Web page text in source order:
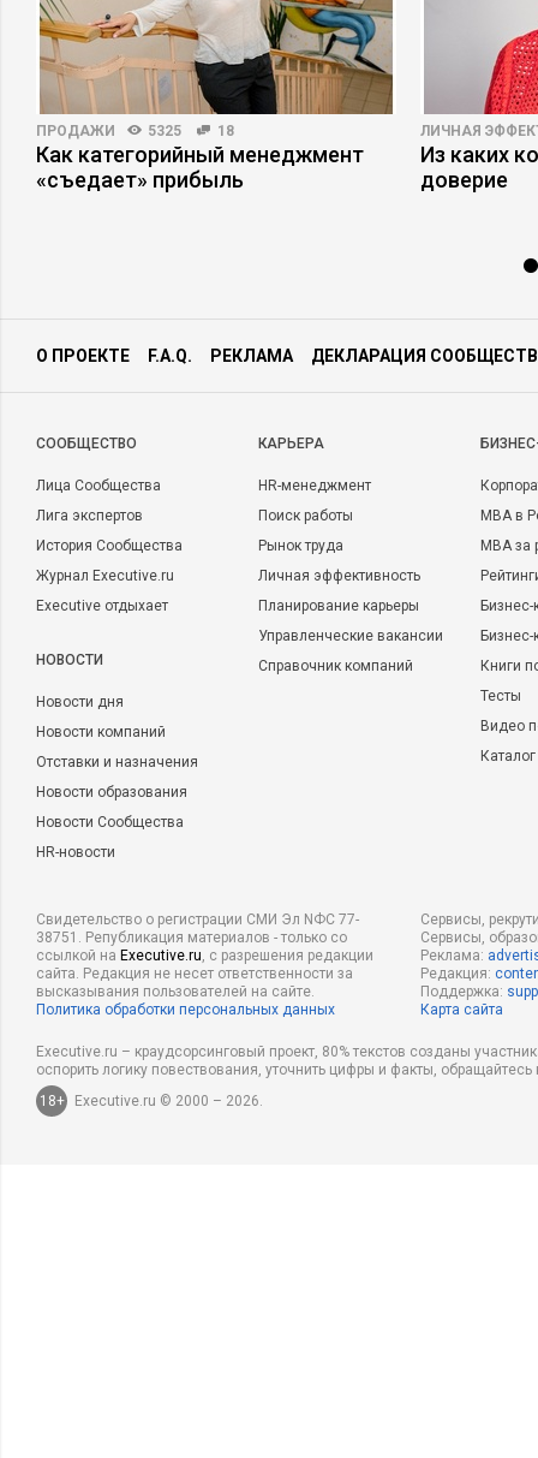
ПРОДАЖИ 5325 18
Как категорийный менеджмент
«съедает» прибыль
ЛИЧНАЯ
Из каких
доверие
О ПРОЕКТЕ F.A.Q. РЕКЛАМА ДЕКЛАРАЦИЯ
CООБЩЕСТВО
Лица Сообщества
Лига экспертов
История Сообщества
Журнал Executive.ru
Executive отдыхает
НОВОСТИ
Новости дня
Новости компаний
Отставки и назначения
Новости образования
Новости Сообщества
HR-новости
КАРЬЕРА
HR-менеджмент
Поиск работы
Рынок труда
Личная эффективность
Планирование карьеры
Управленческие вакансии
Справочник компаний
MBA в
MBA
Бизнес-
Книги
Тесты
Видео
Свидетельство о регистрации СМИ Эл NФС 77-
38751. Републикация материалов - только со
ссылкой на Executive.ru, с разрешения редакции
сайта. Редакция не несет ответственности за
высказывания пользователей на сайте.
Политика обработки персональных данных
Сервисы,
Сервисы,
Реклама:
Редакция:
Поддержка:
Карта сайта
Executive.ru – краудсорсинговый проект, 80% текстов созданы
оспорить логику повествования, уточнить цифры и факты,
18+
Executive.ru © 2000 – 2026.